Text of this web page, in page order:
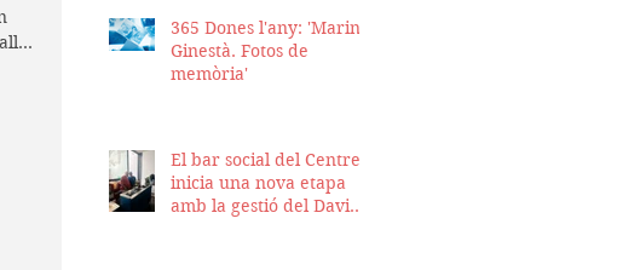
365 Dones l'any: 'Marina
Ginestà. Fotos de
memòria'
El bar social del Centre
inicia una nova etapa
amb la gestió del David